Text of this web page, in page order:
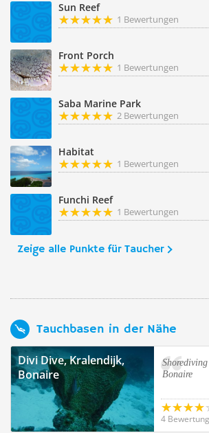
Sun Reef
1 Bewertungen
Front Porch
1 Bewertungen
Saba Marine Park
2 Bewertungen
Habitat
1 Bewertungen
Funchi Reef
1 Bewertungen
Zeige alle Punkte für Taucher
Tauchbasen in der Nähe
Divi Dive, Kralendijk,
Bonaire
Bonaire
4